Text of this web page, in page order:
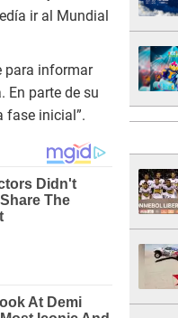
ir al Mundial
para informar
parte de su
fase inicial”.